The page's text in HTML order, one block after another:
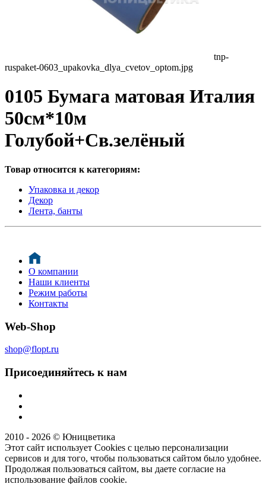
tnp-
ruspaket-0603_upakovka_dlya_cvetov_optom.jpg
0105 Бумага матовая Италия
50см*10м
Голубой+Св.зелёный
Товар относится к категориям:
Упаковка и декор
Декор
Лента, банты
О компании
Наши клиенты
Режим работы
Контакты
Web-Shop
shop@flopt.ru
Присоединяйтесь к нам
2010 - 2026 © Юницветика
Этот сайт использует Cookies с целью персонализации
сервисов и для того, чтобы пользоваться сайтом было удобнее.
Продолжая пользоваться сайтом, вы даете согласие на
использование файлов cookie.